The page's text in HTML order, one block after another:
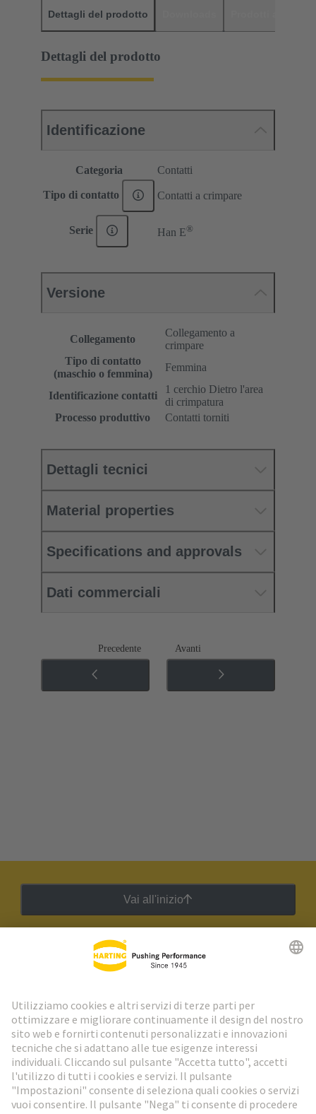
Dettagli del prodotto
Dettagli del prodotto
Identificazione
Categoria Contatti
Tipo di contatto Contatti a crimpare
Serie Han E®
Versione
Collegamento
Collegamento a
crimpare
Tipo di contatto
(maschio o femmina)
Femmina
Identificazione contatti
1 cerchio Dietro l'area
di crimpatura
Processo produttivo
Contatti torniti
Dettagli tecnici
Material properties
Specifications and approvals
Dati commerciali
Precedente Avanti
Vai all'inizio
Newsletter HARTING
Vai al registrazione
Social Media